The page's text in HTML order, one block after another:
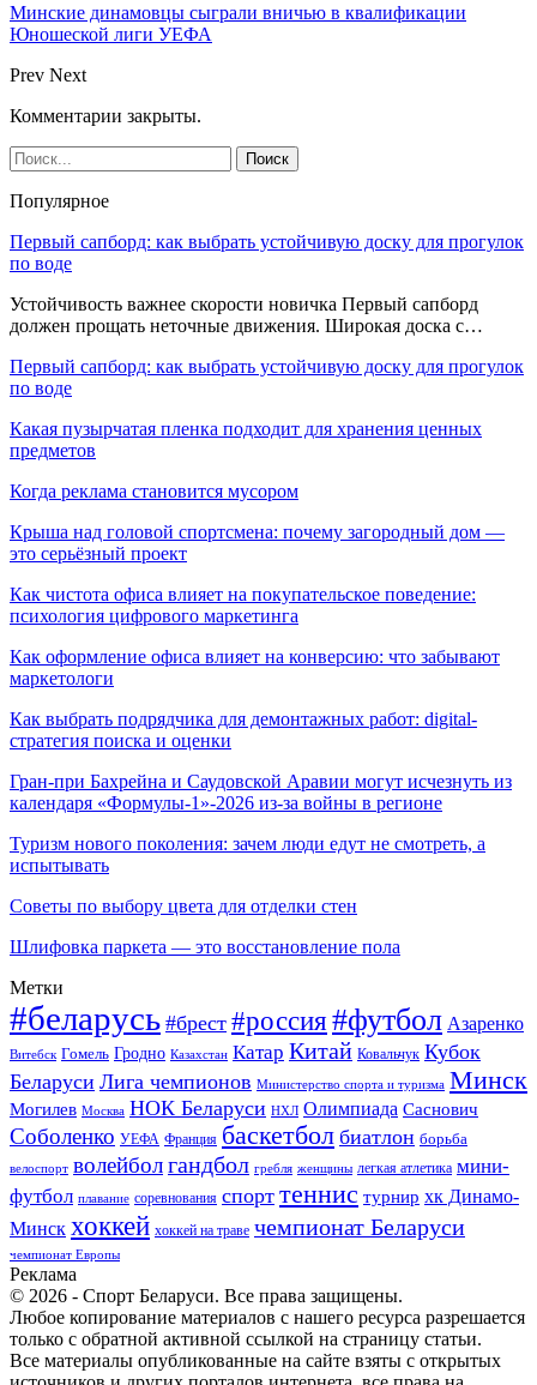
Минские динамовцы сыграли вничью в квалификации
Юношеской лиги УЕФА
Prev Next
Комментарии закрыты.
Популярное
Первый сапборд: как выбрать устойчивую доску для прогулок
по воде
Устойчивость важнее скорости новичка Первый сапборд
должен прощать неточные движения. Широкая доска с…
Первый сапборд: как выбрать устойчивую доску для прогулок
по воде
Какая пузырчатая пленка подходит для хранения ценных
предметов
Когда реклама становится мусором
Крыша над головой спортсмена: почему загородный дом —
это серьёзный проект
Как чистота офиса влияет на покупательское поведение:
психология цифрового маркетинга
Как оформление офиса влияет на конверсию: что забывают
маркетологи
Как выбрать подрядчика для демонтажных работ: digital-
стратегия поиска и оценки
Гран-при Бахрейна и Саудовской Аравии могут исчезнуть из
календаря «Формулы-1»-2026 из-за войны в регионе
Туризм нового поколения: зачем люди едут не смотреть, а
испытывать
Советы по выбору цвета для отделки стен
Шлифовка паркета — это восстановление пола
Метки
#беларусь #брест #россия#футбол Азаренко
Витебск Гомель Гродно Казахстан Катар Китай Ковальчук Кубок
Беларуси Лига чемпионов Министерство спорта и туризма Минск
Могилев Москва НОК Беларуси НХЛ Олимпиада Саснович
Соболенко УЕФА Франция баскетбол биатлон борьба
велоспорт волейболгандбол гребля женщины легкая атлетика мини-
футбол плавание соревнования спорт теннис турнир хк Динамо-
Минск хоккей хоккей на траве чемпионат Беларуси
чемпионат Европы
Реклама
© 2026 - Спорт Беларуси. Все права защищены.
Любое копирование материалов с нашего ресурса разрешается
только с обратной активной ссылкой на страницу статьи.
Все материалы опубликованные на сайте взяты с открытых